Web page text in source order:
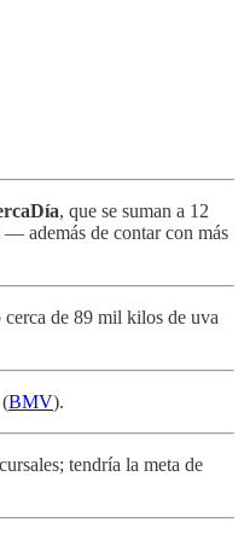
, que se suman a 12
además de contar con más
de 89 mil kilos de uva
BMV).
tendría la meta de